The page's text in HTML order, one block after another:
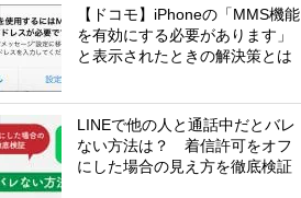
【ドコモ】iPhoneの「MMS機能
を有効にする必要があります」
と表示されたときの解決策とは
LINEで他の人と通話中だとバレ
ない方法は？ 着信許可をオフ
にした場合の見え方を徹底検証